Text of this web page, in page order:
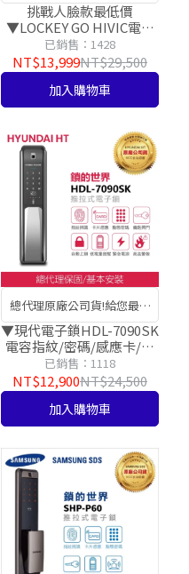
更快速
挑戰人臉款最低價
▼LOCKEY GO HIVIC電子
鎖HSD-7070 臉部辨識/掌
紋辨識/密碼/感應卡/鑰匙
已銷售：1428
NT$13,999NT$29,500
加入購物車
總代理原廠公司貨!給您最安
心的服務好品質
▼現代電子鎖HDL-7090SK
電容指紋/密碼/感應卡/鑰
匙
已銷售：1118
NT$12,900NT$24,500
加入購物車